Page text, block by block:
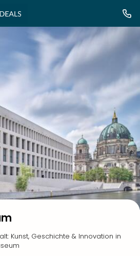
Kunst, Geschichte & Innovation in